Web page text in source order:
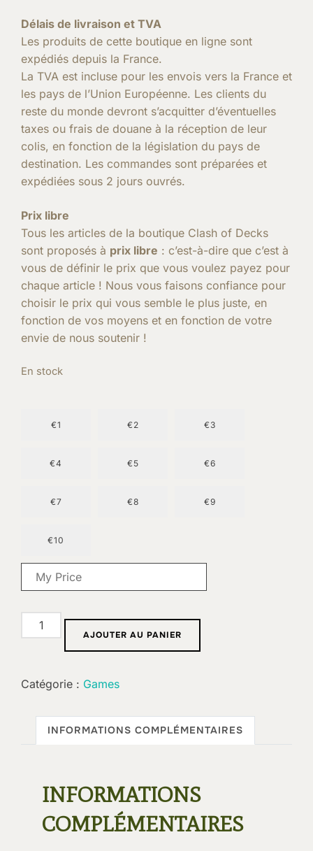
Délais de livraison et TVA
Les produits de cette boutique en ligne sont
expédiés depuis la France.
La TVA est incluse pour les envois vers la France et
les pays de l’Union Européenne. Les clients du
reste du monde devront s’acquitter d’éventuelles
taxes ou frais de douane à la réception de leur
colis, en fonction de la législation du pays de
destination. Les commandes sont préparées et
expédiées sous 2 jours ouvrés.
Prix libre
Tous les articles de la boutique Clash of Decks
sont proposés à prix libre : c’est-à-dire que c’est à
vous de définir le prix que vous voulez payez pour
chaque article ! Nous vous faisons confiance pour
choisir le prix qui vous semble le plus juste, en
fonction de vos moyens et en fonction de votre
envie de nous soutenir !
En stock
€1 €2 €3
€4 €5 €6
€7 €8 €9
€10
quantité
de
:
AJOUTER AU PANIER
Catégorie : Games
INFORMATIONS COMPLÉMENTAIRES
INFORMATIONS
COMPLÉMENTAIRES